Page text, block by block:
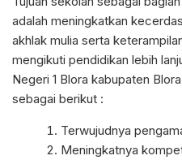
adalah meningkatkan
akhlak mulia serta
mengikuti pendidikan lebih
Negeri 1 Blora kabupaten
sebagai berikut :
Terwujudnya
Meningkatnya